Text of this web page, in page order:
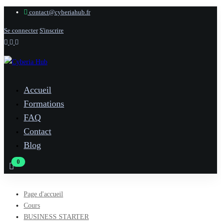
contact@cyberiahub.fr
Se connecter S'inscrire
Accueil
Formations
FAQ
Contact
Blog
Page d'accueil
Cours
BUSINESS STARTER